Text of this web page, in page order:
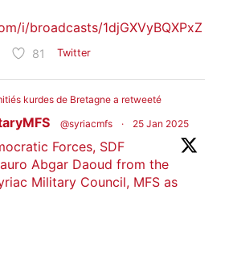
i/broadcasts/1djGXVyBQXPxZ
81 Twitter
kurdes de Bretagne a retweeté
@syriacmfs · 25 Jan 2025
Forces, SDF
Abgar Daoud from the
Military Council, MFS as
ܟܫܝܪܘܬܐ